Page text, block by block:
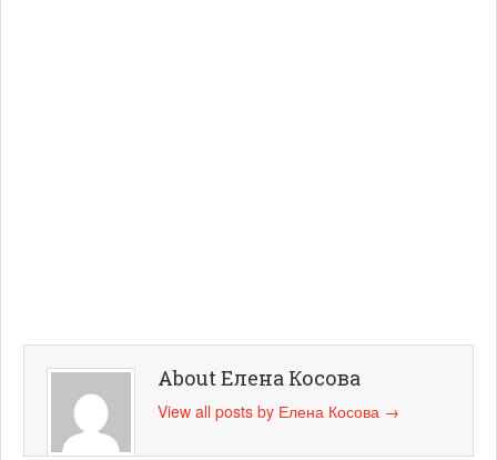
About Елена Косова
View all posts by Елена Косова →